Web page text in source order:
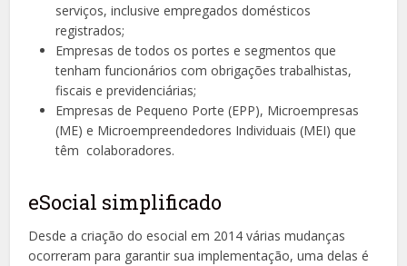
serviços, inclusive empregados domésticos
registrados;
Empresas de todos os portes e segmentos que
tenham funcionários com obrigações trabalhistas,
fiscais e previdenciárias;
Empresas de Pequeno Porte (EPP), Microempresas
(ME) e Microempreendedores Individuais (MEI) que
têm colaboradores.
eSocial simplificado
Desde a criação do esocial em 2014 várias mudanças
ocorreram para garantir sua implementação, uma delas é